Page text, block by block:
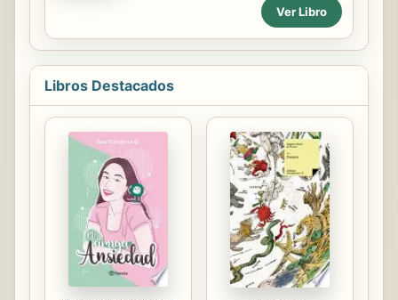
buen uppercut, necesita algo que
brille. Un nombre sugerente, por
ejemplo. Por su cabeza rapada
como no tiene padrinos, Marian no
va a aceptar que nadie elija su
nombre. Tampoco quiere, como
hicieron otras antes y también
después que ella, un mote que se
refiera a su padre. No quiere ser
sobre el ring La hija del Minero, ni La
hija del Predicador. Ella anhela un
bautizo de hombre:...
Ver Libro
Libros Destacados